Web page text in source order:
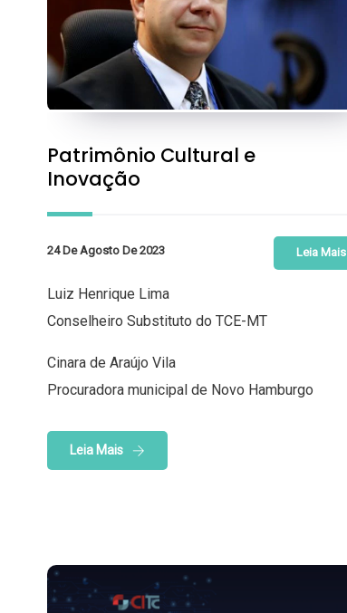
Patrimônio Cultural e
Inovação
24 De Agosto De 2023 Leia Mais
Luiz Henrique Lima
Conselheiro Substituto do TCE-MT
Cinara de Araújo Vila
Procuradora municipal de Novo Hamburgo
Leia Mais